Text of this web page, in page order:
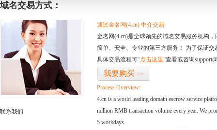
域名交易方式：
联系我们
通过金名网(4.cn) 中介交易
金名网(4.cn)是全球领先的域名交易服务机构
简单、安全、专业的第三方服务！ 为了保证
具体交易流程可“点击这里”查看或咨询
我要购买 >>
Process Overview:
4.cn is a world leading domain escrow service
million RMB transaction volume every year. We
5 workdays.